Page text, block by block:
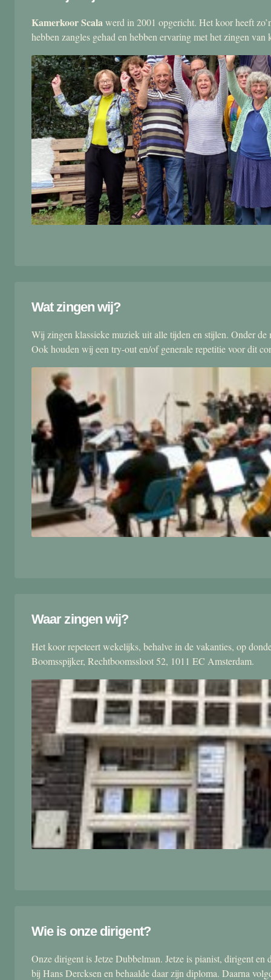
Kamerkoor Scalawerd in 2001 opgericht. Het koor heeft
hebben zangles gehad en hebben ervaring met het zingen van
Wat zingen wij?
Wij zingen klassieke muziek uit alle tijden en stijlen. Onder
Ook houden wij een try-out en/of generale repetitie voor dit
Waar zingen wij?
Het koor repeteert wekelijks, behalve in de vakanties, op
Boomsspijker, Rechtboomssloot 52, 1011 EC Amsterdam.
Wie is onze dirigent?
Onze dirigent is Jetze Dubbelman. Jetze is pianist, dirigent
bij Hans Dercksen en behaalde daar zijn diploma. Daarna